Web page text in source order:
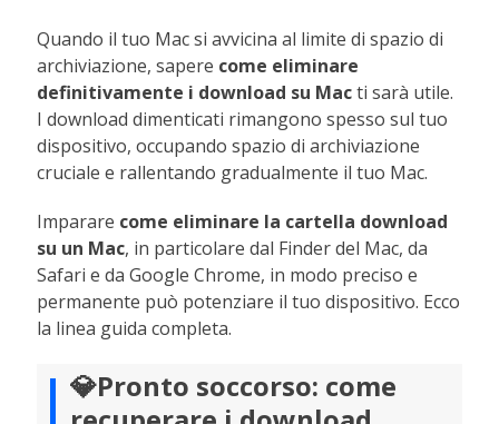
Quando il tuo Mac si avvicina al limite di spazio di
archiviazione, sapere come eliminare
definitivamente i download su Macti sarà utile.
I download dimenticati rimangono spesso sul tuo
dispositivo, occupando spazio di archiviazione
cruciale e rallentando gradualmente il tuo Mac.
Imparare come eliminare la cartella download
su un Mac, in particolare dal Finder del Mac, da
Safari e da Google Chrome, in modo preciso e
permanente può potenziare il tuo dispositivo. Ecco
la linea guida completa.
💎Pronto soccorso: come